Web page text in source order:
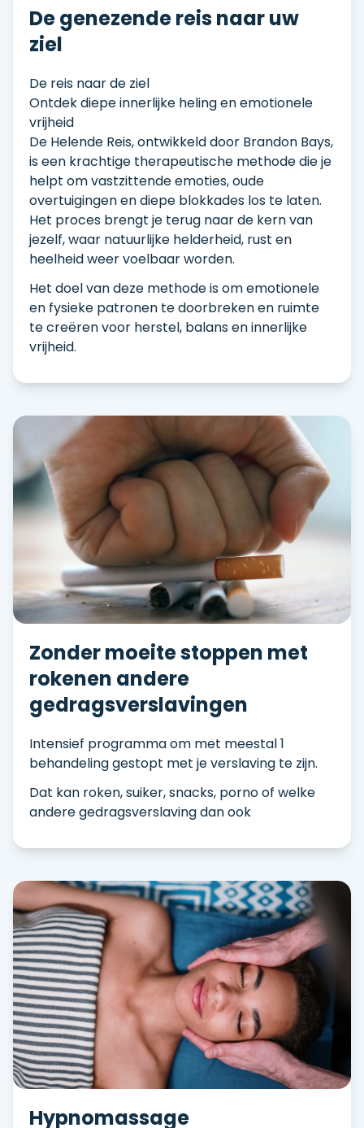
De genezende reis naar uw
ziel
De reis naar de ziel
Ontdek diepe innerlijke heling en emotionele
vrijheid
De Helende Reis, ontwikkeld door Brandon Bays,
is een krachtige therapeutische methode die je
helpt om vastzittende emoties, oude
overtuigingen en diepe blokkades los te laten.
Het proces brengt je terug naar de kern van
jezelf, waar natuurlijke helderheid, rust en
heelheid weer voelbaar worden.
Het doel van deze methode is om emotionele
en fysieke patronen te doorbreken en ruimte
te creëren voor herstel, balans en innerlijke
vrijheid.
Zonder moeite stoppen met
rokenen andere
gedragsverslavingen
Intensief programma om met meestal 1
behandeling gestopt met je verslaving te zijn.
Dat kan roken, suiker, snacks, porno of welke
andere gedragsverslaving dan ook
Hypnomassage